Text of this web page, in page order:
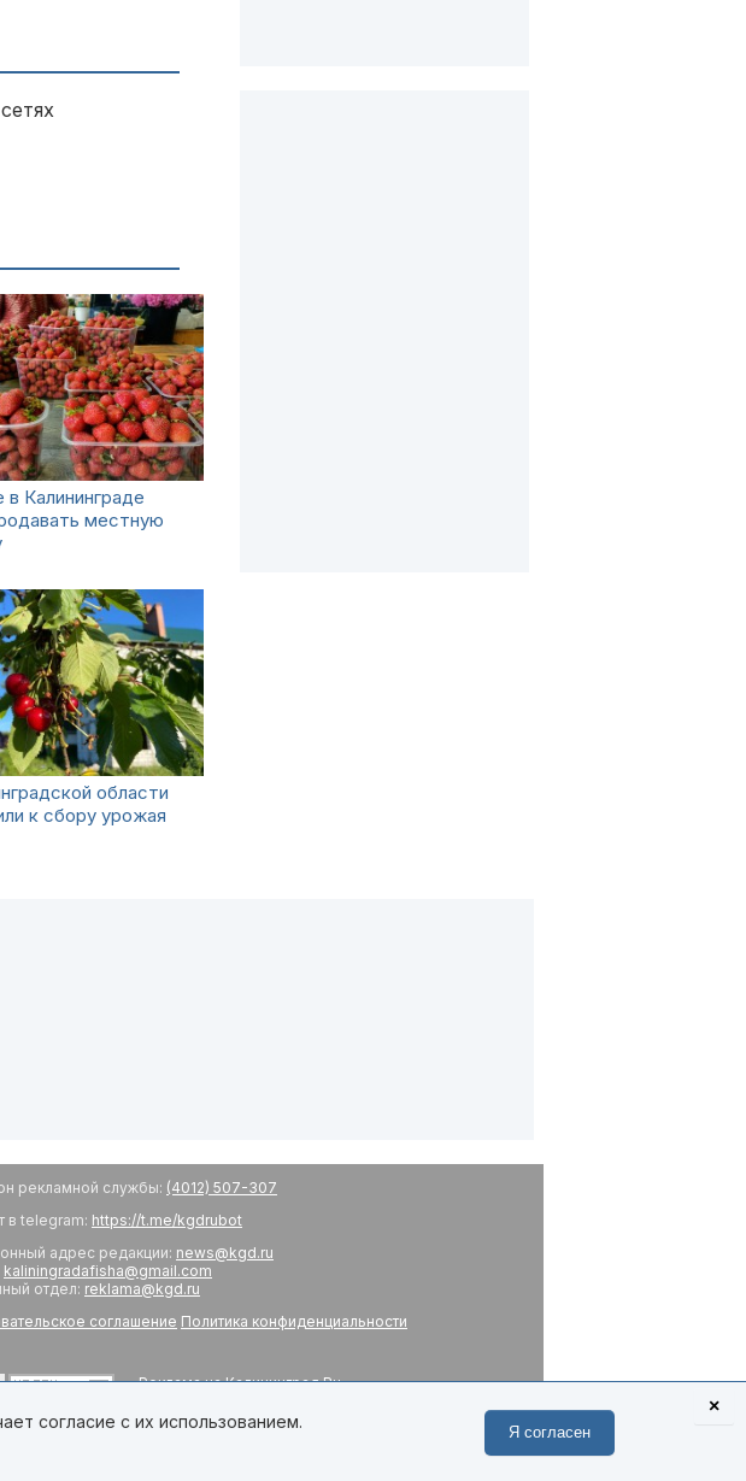
в Калининграде
местную
области
к сбору урожая
рекламной службы: (4012) 507-307
в telegram: https://t.me/kgdrubot
адрес редакции: news@kgd.ru
kaliningradafisha@gmail.com
отдел: reklama@kgd.ru
соглашение Политика конфиденциальности
Реклама на Калининград.Ru
Обратная связь
согласие с их использованием.
Я согласен
×